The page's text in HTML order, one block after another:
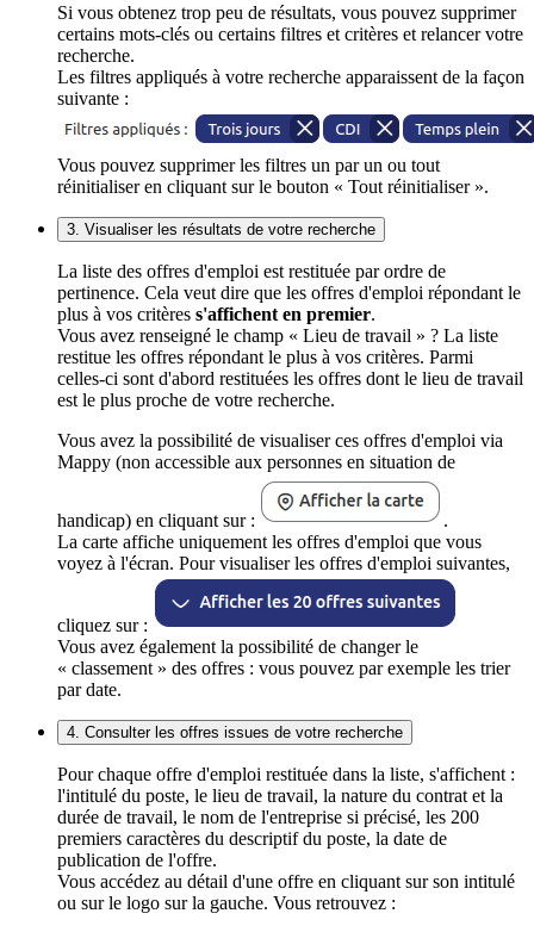
Si vous obtenez trop peu de résultats, vous pouvez supprimer
certains mots-clés ou certains filtres et critères et relancer votre
recherche.
Les filtres appliqués à votre recherche apparaissent de la façon
suivante :
Vous pouvez supprimer les filtres un par un ou tout
réinitialiser en cliquant sur le bouton « Tout réinitialiser ».
3. Visualiser les résultats de votre recherche
La liste des offres d'emploi est restituée par ordre de
pertinence. Cela veut dire que les offres d'emploi répondant le
plus à vos critères s'affichent en premier.
Vous avez renseigné le champ « Lieu de travail » ? La liste
restitue les offres répondant le plus à vos critères. Parmi
celles-ci sont d'abord restituées les offres dont le lieu de travail
est le plus proche de votre recherche.
Vous avez la possibilité de visualiser ces offres d'emploi via
Mappy (non accessible aux personnes en situation de
handicap) en cliquant sur :
.
La carte affiche uniquement les offres d'emploi que vous
voyez à l'écran. Pour visualiser les offres d'emploi suivantes,
cliquez sur :
Vous avez également la possibilité de changer le
« classement » des offres : vous pouvez par exemple les trier
par date.
4. Consulter les offres issues de votre recherche
Pour chaque offre d'emploi restituée dans la liste, s'affichent :
l'intitulé du poste, le lieu de travail, la nature du contrat et la
durée de travail, le nom de l'entreprise si précisé, les 200
premiers caractères du descriptif du poste, la date de
publication de l'offre.
Vous accédez au détail d'une offre en cliquant sur son intitulé
ou sur le logo sur la gauche. Vous retrouvez :